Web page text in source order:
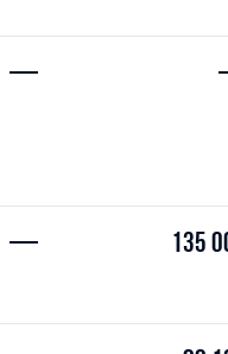
—
— 135